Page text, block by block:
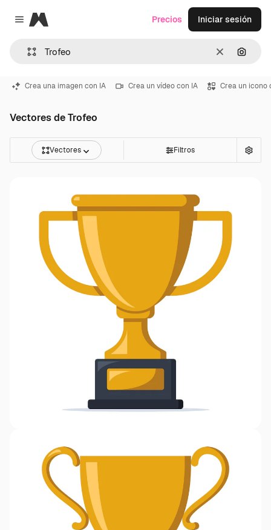
Close menu
Magnific
Borrar
Precios Iniciar sesión
Crea una imagen con IA Crea un vídeo con IA Crea un icono
Vectores de Trofeo
Vectores Filtros